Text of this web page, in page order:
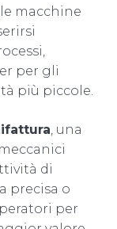
macchine
per gli
più piccole.
, una
di
precisa o
per